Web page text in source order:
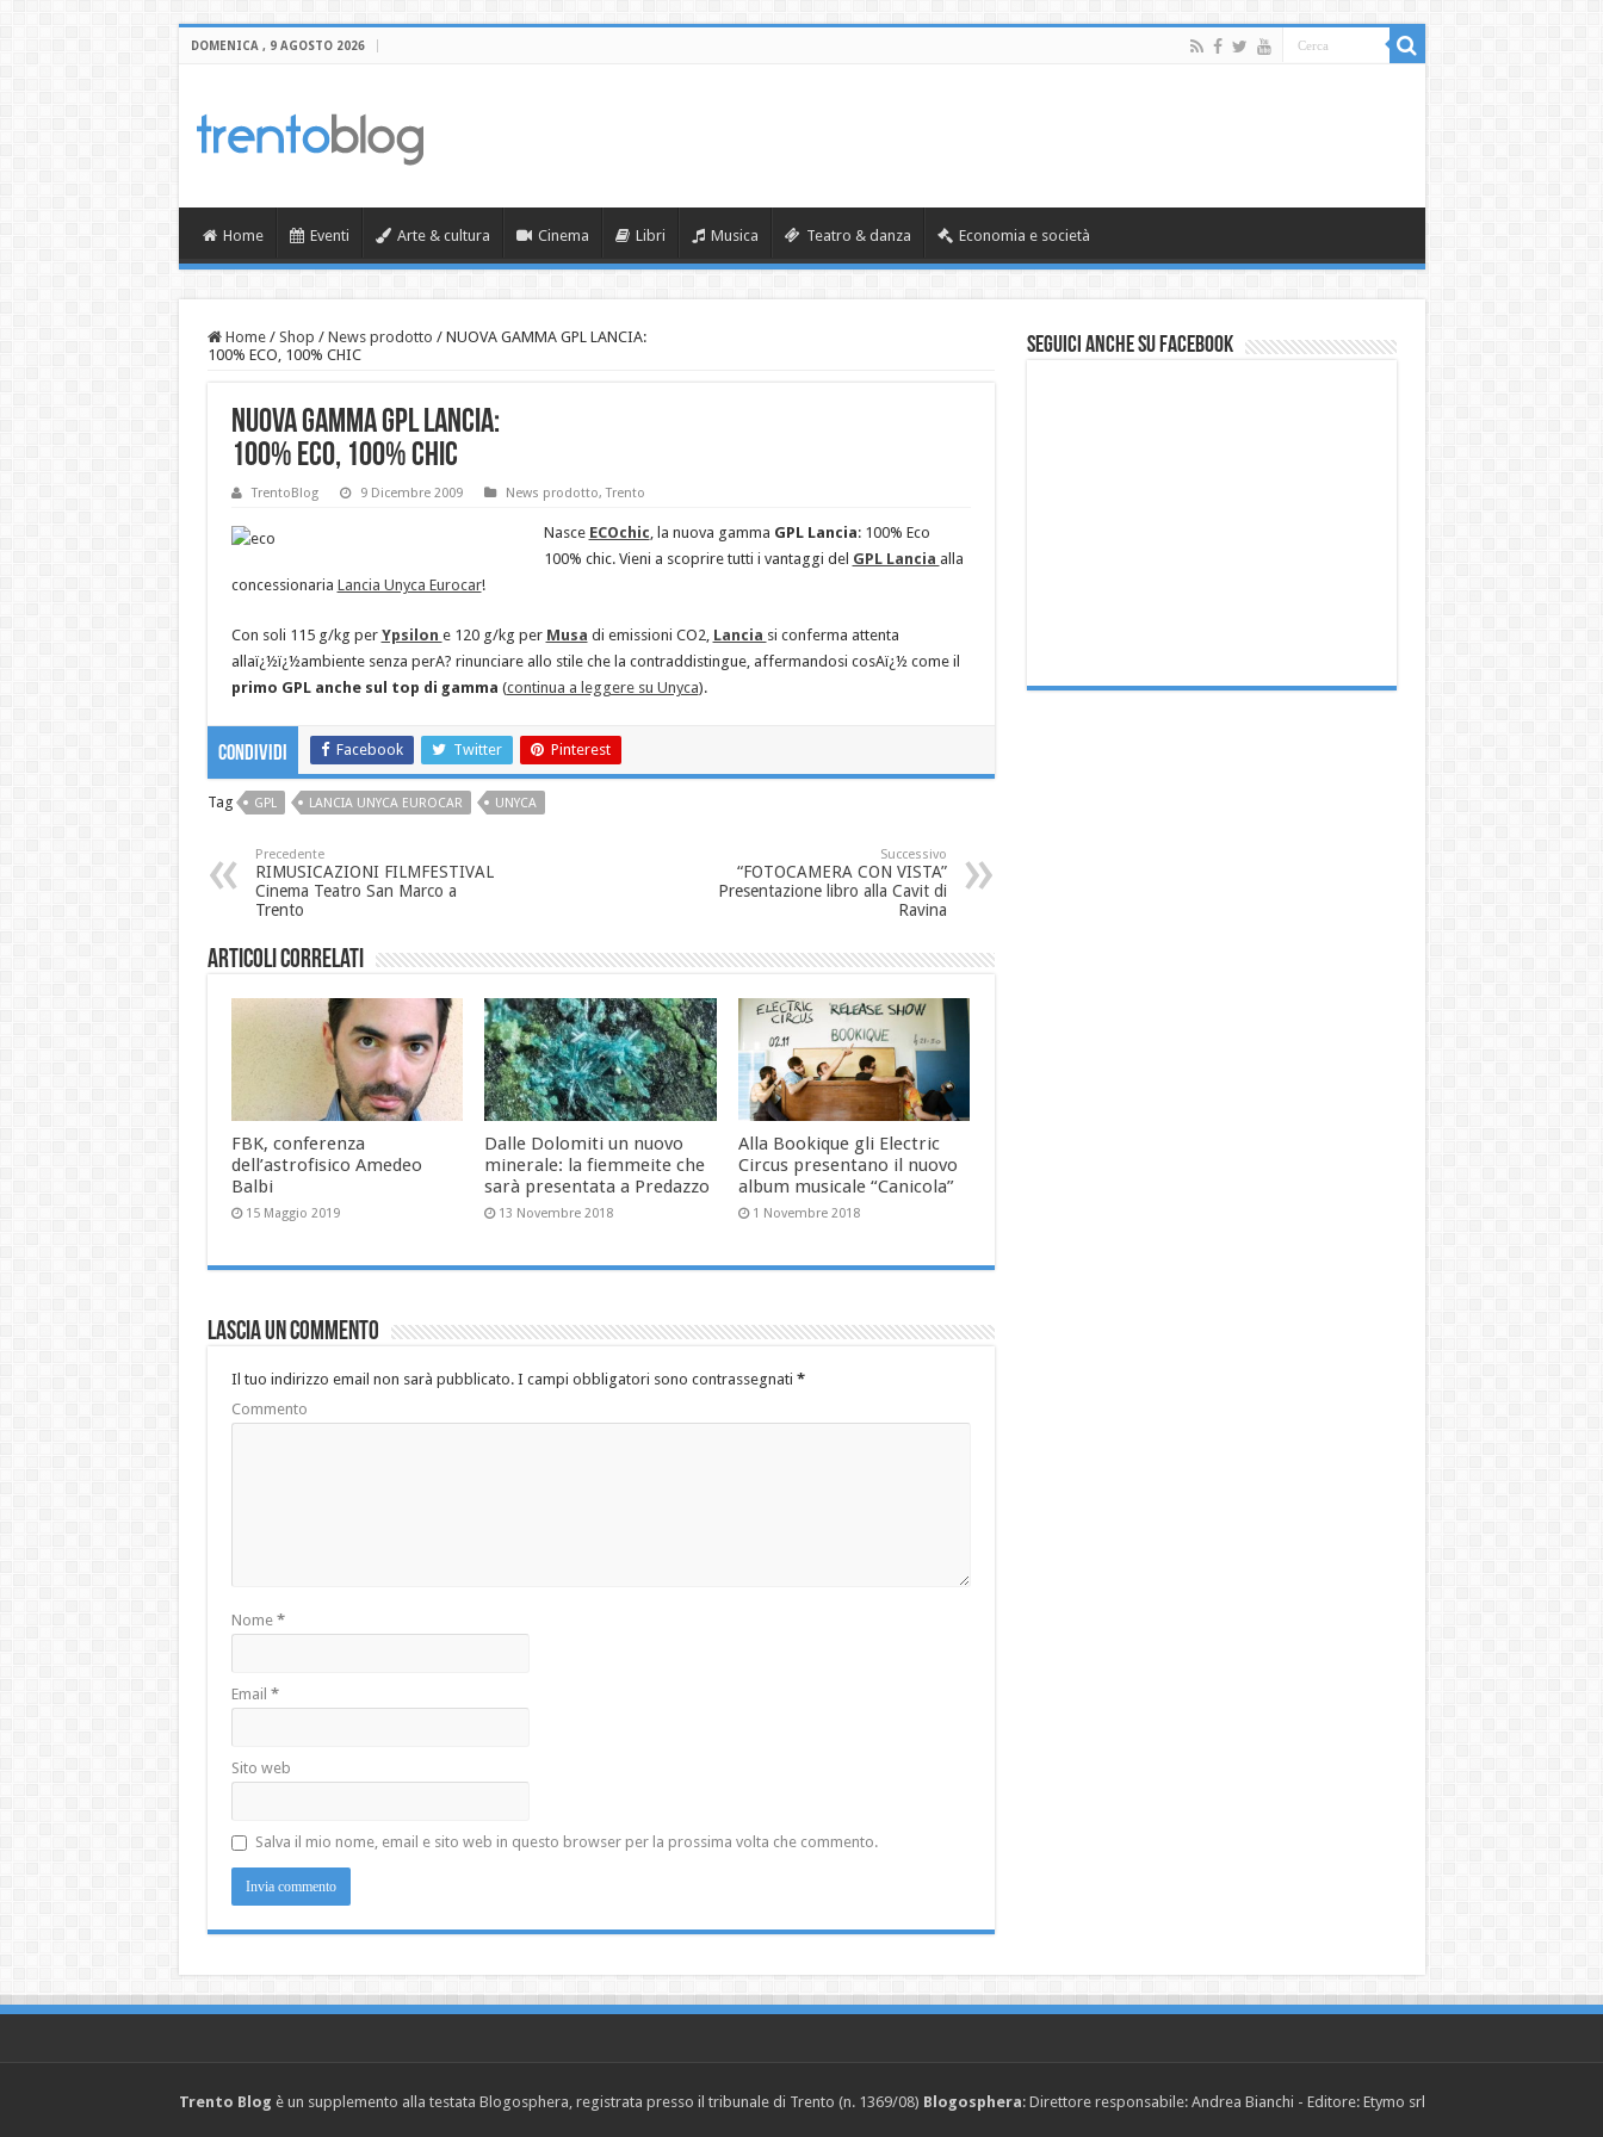
DOMENICA , 9 AGOSTO 2026
Home Eventi Arte & cultura Cinema Libri Musica Teatro & danza Economia e società
Home / Shop / News prodotto / NUOVA GAMMA GPL LANCIA:
100% ECO, 100% CHIC
NUOVA GAMMA GPL LANCIA:
100% ECO, 100% CHIC
TrentoBlog 9 Dicembre 2009 News prodotto,Trento
Nasce ECOchic , la nuova gamma GPL Lancia: 100% Eco
100% chic. Vieni a scoprire tutti i vantaggi del GPL Lancia alla
concessionaria Lancia Unyca Eurocar!
Con soli 115 g/kg per Ypsilon e 120 g/kg per Musa di emissioni CO2, Lancia si conferma attenta
allaï¿½ï¿½ambiente senza perA? rinunciare allo stile che la contraddistingue, affermandosi cosAï¿½ come il
primo GPL anche sul top di gamma (continua a leggere su Unyca).
Condividi Facebook Twitter Pinterest
Tag GPL LANCIA UNYCA EUROCAR UNYCA
Precedente
RIMUSICAZIONI FILMFESTIVAL
Cinema Teatro San Marco a
Trento
Successivo
“FOTOCAMERA CON VISTA”
Presentazione libro alla Cavit di
Ravina
Articoli correlati
FBK, conferenza
dell’astrofisico Amedeo
Balbi
15 Maggio 2019
Dalle Dolomiti un nuovo
minerale: la fiemmeite che
sarà presentata a Predazzo
13 Novembre 2018
Alla Bookique gli Electric
Circus presentano il nuovo
album musicale “Canicola”
1 Novembre 2018
Lascia un commento
Il tuo indirizzo email non sarà pubblicato.I campi obbligatori sono contrassegnati *
Commento
Nome *
Email *
Sito web
Salva il mio nome, email e sito web in questo browser per la prossima volta che commento.
Seguici anche su Facebook
Trento Blog è un supplemento alla testata Blogosphera, registrata presso il tribunale di Trento (n. 1369/08) Blogosphera: Direttore responsabile: Andrea Bianchi - Editore: Etymo srl